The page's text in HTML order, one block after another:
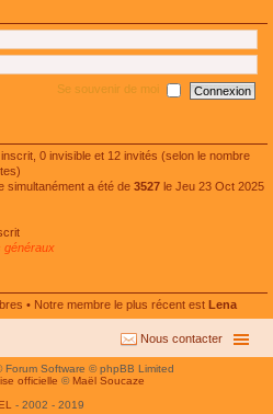
Se souvenir de moi
0 invisible et 12 invités (selon le nombre
simultanément a été de 3527 le Jeu 23 Oct 2025
généraux
• Notre membre le plus récent est Lena
Nous contacter
Forum Software © phpBB Limited
officielle © Maël Soucaze
- 2002 - 2019